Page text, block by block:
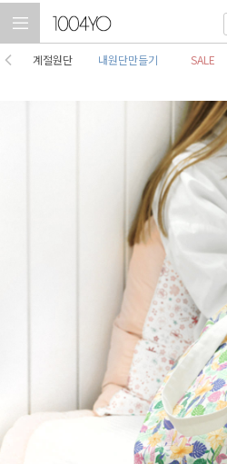
계절원단 내원단만들기 SALE